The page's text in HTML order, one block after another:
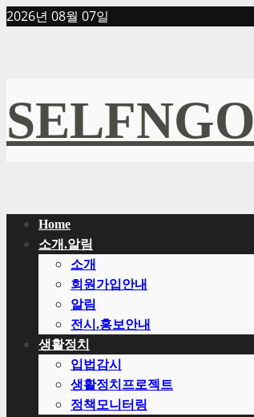
Skip
2026년 08월 07일
SELFNGO
Primary
Menu
Home
소개.알림
소개
회원가입안내
알림
전시.홍보안내
생활정치
입법감시
생활정치프로젝트
정책모니터링